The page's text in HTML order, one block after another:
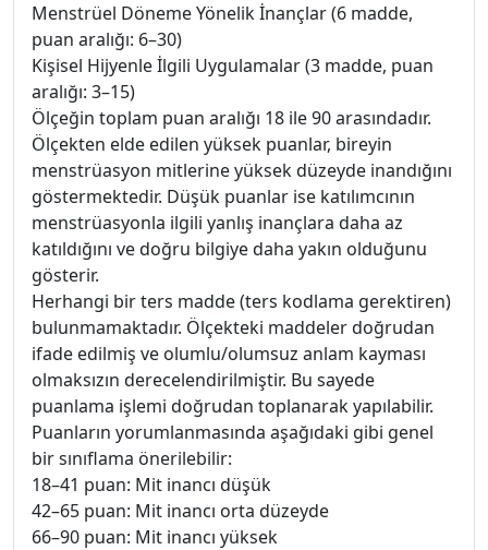
Menstrüel Döneme Yönelik İnançlar (6 madde,
puan aralığı: 6–30)
Kişisel Hijyenle İlgili Uygulamalar (3 madde, puan
aralığı: 3–15)
Ölçeğin toplam puan aralığı 18 ile 90 arasındadır.
Ölçekten elde edilen yüksek puanlar, bireyin
menstrüasyon mitlerine yüksek düzeyde inandığını
göstermektedir. Düşük puanlar ise katılımcının
menstrüasyonla ilgili yanlış inançlara daha az
katıldığını ve doğru bilgiye daha yakın olduğunu
gösterir.
Herhangi bir ters madde (ters kodlama gerektiren)
bulunmamaktadır. Ölçekteki maddeler doğrudan
ifade edilmiş ve olumlu/olumsuz anlam kayması
olmaksızın derecelendirilmiştir. Bu sayede
puanlama işlemi doğrudan toplanarak yapılabilir.
Puanların yorumlanmasında aşağıdaki gibi genel
bir sınıflama önerilebilir:
18–41 puan: Mit inancı düşük
42–65 puan: Mit inancı orta düzeyde
66–90 puan: Mit inancı yüksek